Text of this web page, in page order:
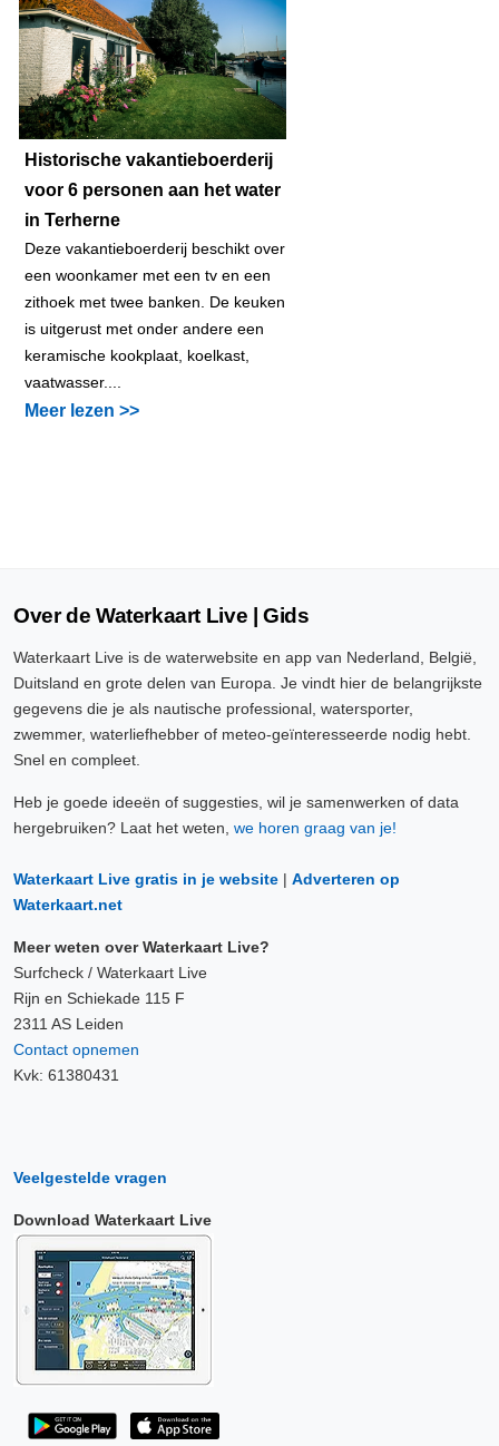
Historische vakantieboerderij
voor 6 personen aan het water
in Terherne
Deze vakantieboerderij beschikt over
een woonkamer met een tv en een
zithoek met twee banken. De keuken
is uitgerust met onder andere een
keramische kookplaat, koelkast,
vaatwasser....
Meer lezen >>
Over de Waterkaart Live | Gids
Waterkaart Live is de waterwebsite en app van Nederland, België,
Duitsland en grote delen van Europa. Je vindt hier de belangrijkste
gegevens die je als nautische professional, watersporter,
zwemmer, waterliefhebber of meteo-geïnteresseerde nodig hebt.
Snel en compleet.
Heb je goede ideeën of suggesties, wil je samenwerken of data
hergebruiken? Laat het weten, we horen graag van je!
Waterkaart Live gratis in je website | Adverteren op
Waterkaart.net
Meer weten over Waterkaart Live?
Surfcheck / Waterkaart Live
Rijn en Schiekade 115 F
2311 AS Leiden
Contact opnemen
Kvk: 61380431
Veelgestelde vragen
Download Waterkaart Live